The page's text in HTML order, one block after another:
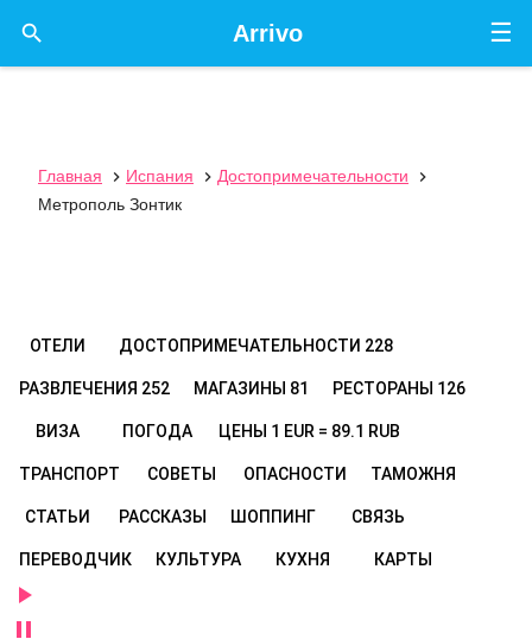
☰
Arrivo

Главная  Испания  Достопримечательности

Метрополь Зонтик
ОТЕЛИ ДОСТОПРИМЕЧАТЕЛЬНОСТИ 228
РАЗВЛЕЧЕНИЯ 252 МАГАЗИНЫ 81 РЕСТОРАНЫ 126
ВИЗА ПОГОДА ЦЕНЫ 1 EUR = 89.1 RUB
ТРАНСПОРТ СОВЕТЫ ОПАСНОСТИ ТАМОЖНЯ
СТАТЬИ РАССКАЗЫ ШОППИНГ СВЯЗЬ
ПЕРЕВОДЧИК КУЛЬТУРА КУХНЯ КАРТЫ

